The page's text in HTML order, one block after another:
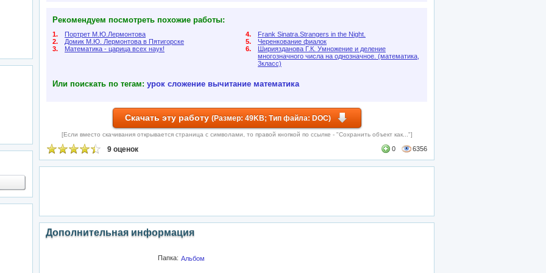
Рекомендуем посмотреть похожие работы:
1.
Портрет М.Ю.Лермонтова
2.
Домик М.Ю. Лермонтова в Пятигорске
3.
Математика - царица всех наук!
4.
Frank Sinatra.Strangers in the Night.
5.
Черенкование фиалок
6.
Шириязданова Г.К. Умножение и деление
многозначного числа на однозначное. (математика,
3класс)
Или поискать по тегам: урок сложение вычитание математика
Скачать эту работу (Размер: 49KB; Тип файла: DOC)
[Если вместо скачивания открывается страница с символами, то правой кнопкой по ссылке - "Сохранить объект как..."]
9 оценок 0 6356
Дополнительная информация
Папка: Альбом